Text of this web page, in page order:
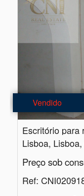
Vendido
Escritório para
Lisboa,
Preço sob
Ref: